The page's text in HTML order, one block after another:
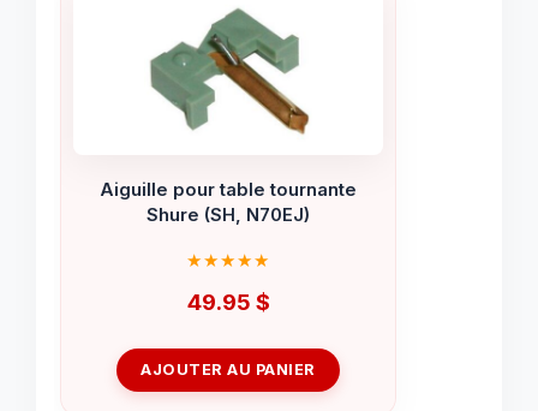
Aiguille pour table tournante
Shure (SH, N70EJ)
49.95 $
AJOUTER AU PANIER